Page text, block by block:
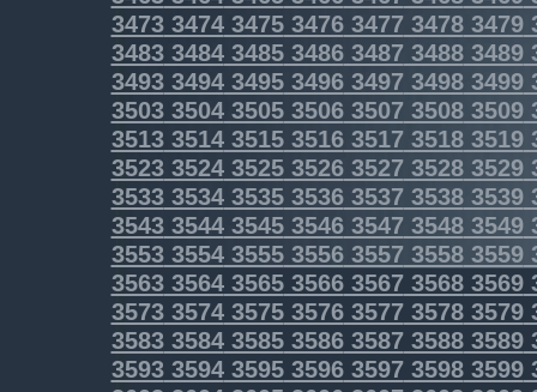
34733474347534763477 34783479
34833484348534863487 34883489
34933494349534963497 34983499
35033504350535063507 35083509
35133514351535163517 35183519
35233524352535263527 35283529
35333534353535363537 35383539
35433544354535463547 35483549
35533554355535563557 35583559
3563356435653566356735683569
3573357435753576357735783579
3583358435853586358735883589
3593359435953596359735983599